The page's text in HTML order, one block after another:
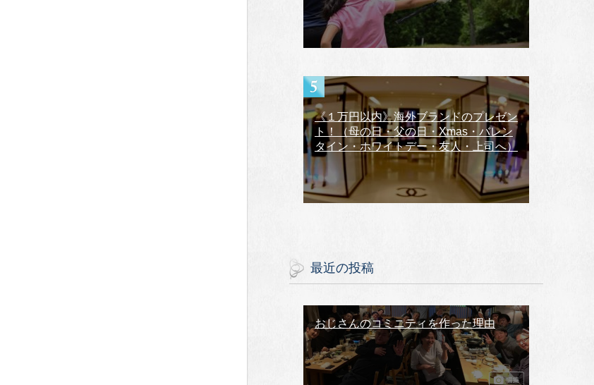
《１万円以内》海外ブランドのプレゼン
ト！（母の日・父の日・Xmas・バレン
タイン・ホワイトデー・友人・上司へ）
最近の投稿
おじさんのコミニティを作った理由